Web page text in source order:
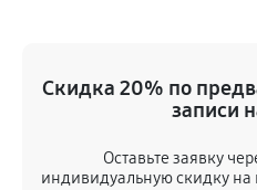
Замена мотор-
Скидка 20% по
записи
Оставьте заявку
индивидуальную скидку на